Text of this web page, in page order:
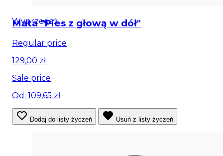
Wyprzedaż
Mata "Pies z głową w dół"
Regular price
129,00 zł
Sale price
Od: 109,65 zł
Dodaj do listy życzeń Usuń z listy życzeń